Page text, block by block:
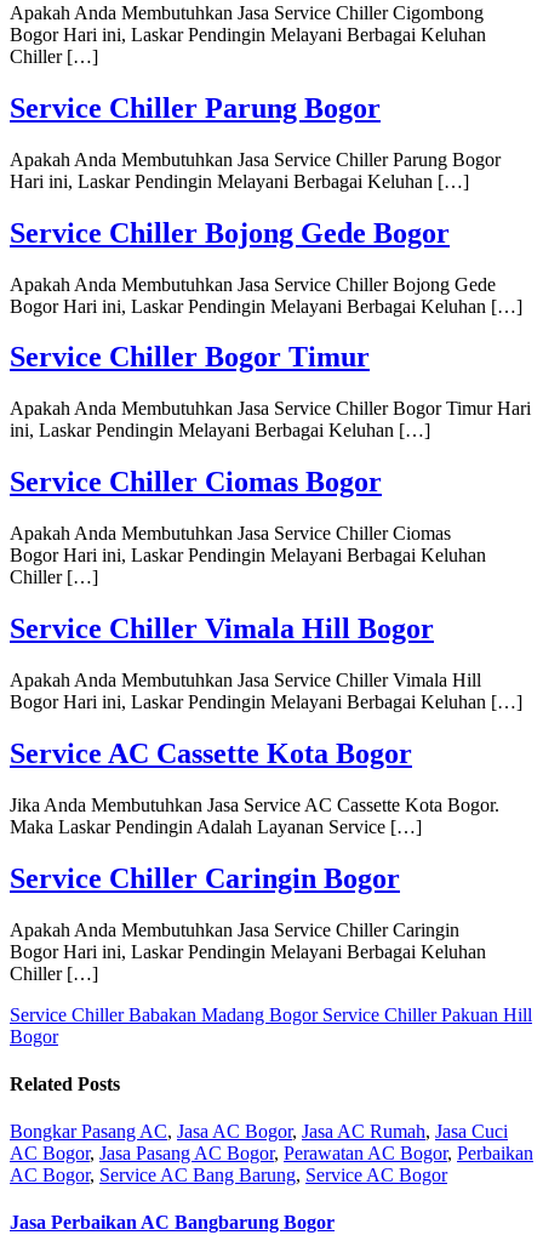
Apakah Anda Membutuhkan Jasa Service Chiller Cigombong
Bogor Hari ini, Laskar Pendingin Melayani Berbagai Keluhan
Chiller […]
Service Chiller Parung Bogor
Apakah Anda Membutuhkan Jasa Service Chiller Parung Bogor
Hari ini, Laskar Pendingin Melayani Berbagai Keluhan […]
Service Chiller Bojong Gede Bogor
Apakah Anda Membutuhkan Jasa Service Chiller Bojong Gede
Bogor Hari ini, Laskar Pendingin Melayani Berbagai Keluhan […]
Service Chiller Bogor Timur
Apakah Anda Membutuhkan Jasa Service Chiller Bogor Timur Hari
ini, Laskar Pendingin Melayani Berbagai Keluhan […]
Service Chiller Ciomas Bogor
Apakah Anda Membutuhkan Jasa Service Chiller Ciomas
Bogor Hari ini, Laskar Pendingin Melayani Berbagai Keluhan
Chiller […]
Service Chiller Vimala Hill Bogor
Apakah Anda Membutuhkan Jasa Service Chiller Vimala Hill
Bogor Hari ini, Laskar Pendingin Melayani Berbagai Keluhan […]
Service AC Cassette Kota Bogor
Jika Anda Membutuhkan Jasa Service AC Cassette Kota Bogor.
Maka Laskar Pendingin Adalah Layanan Service […]
Service Chiller Caringin Bogor
Apakah Anda Membutuhkan Jasa Service Chiller Caringin
Bogor Hari ini, Laskar Pendingin Melayani Berbagai Keluhan
Chiller […]
Service Chiller Babakan Madang BogorService Chiller Pakuan Hill
Bogor
Related Posts
Bongkar Pasang AC, Jasa AC Bogor, Jasa AC Rumah, Jasa Cuci
AC Bogor, Jasa Pasang AC Bogor, Perawatan AC Bogor, Perbaikan
AC Bogor, Service AC Bang Barung, Service AC Bogor
Jasa Perbaikan AC Bangbarung Bogor